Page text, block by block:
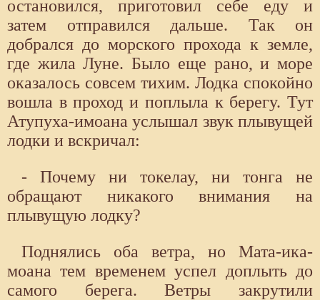
остановился, приготовил себе еду и
затем отправился дальше. Так он
добрался до морского прохода к земле,
где жила Луне. Было еще рано, и море
оказалось совсем тихим. Лодка спокойно
вошла в проход и поплыла к берегу. Тут
Атупуха-имоана услышал звук плывущей
лодки и вскричал:
- Почему ни токелау, ни тонга не
обращают никакого внимания на
плывущую лодку?
Поднялись оба ветра, но Мата-ика-
моана тем временем успел доплыть до
самого берега. Ветры закрутили